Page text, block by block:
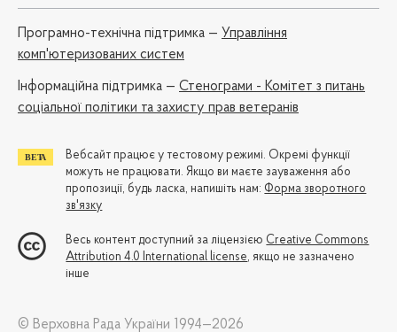
Програмно-технічна підтримка — Управління
комп'ютеризованих систем
Iнформаційна підтримка — Стенограми - Комітет з питань
соціальної політики та захисту прав ветеранів
Вебсайт працює у тестовому режимі. Окремі функції
можуть не працювати. Якщо ви маєте зауваження або
пропозиції, будь ласка, напишіть нам: Форма зворотного
зв'язку
Весь контент доступний за ліцензією Creative Commons
Attribution 4.0 International license, якщо не зазначено
інше
© Верховна Рада України 1994—2026